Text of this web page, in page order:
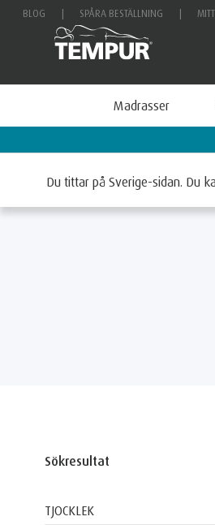
BLOG SPÅRA BESTÄLLNING
Madrasser
Du tittar på Sverige-sidan. Du
Sökresultat
TJOCKLEK